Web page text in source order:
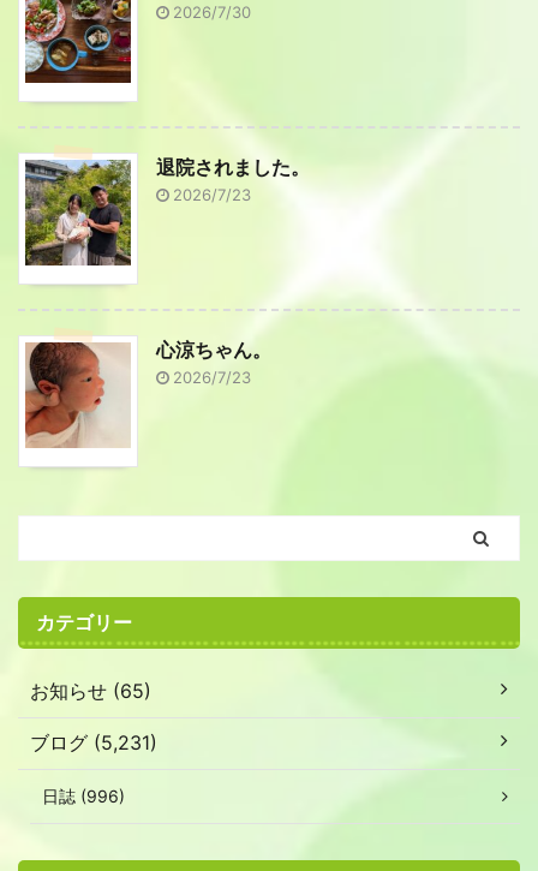
2026/7/30
退院されました。
2026/7/23
心涼ちゃん。
2026/7/23
カテゴリー
お知らせ (65)
ブログ (5,231)
日誌 (996)